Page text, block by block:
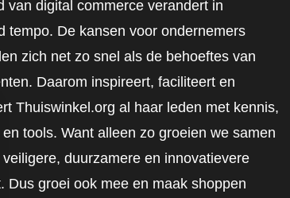
van digital commerce verandert in
tempo. De kansen voor ondernemers
zich net zo snel als de behoeftes van
Daarom inspireert, faciliteert en
Thuiswinkel.org al haar leden met kennis,
en tools. Want alleen zo groeien we samen
duurzamere en innovatievere
Dus groei ook mee en maak shoppen